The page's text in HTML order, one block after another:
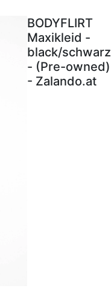
BODYFLIRT
Maxikleid -
black/schwarz
- (Pre-owned)
- Zalando.at